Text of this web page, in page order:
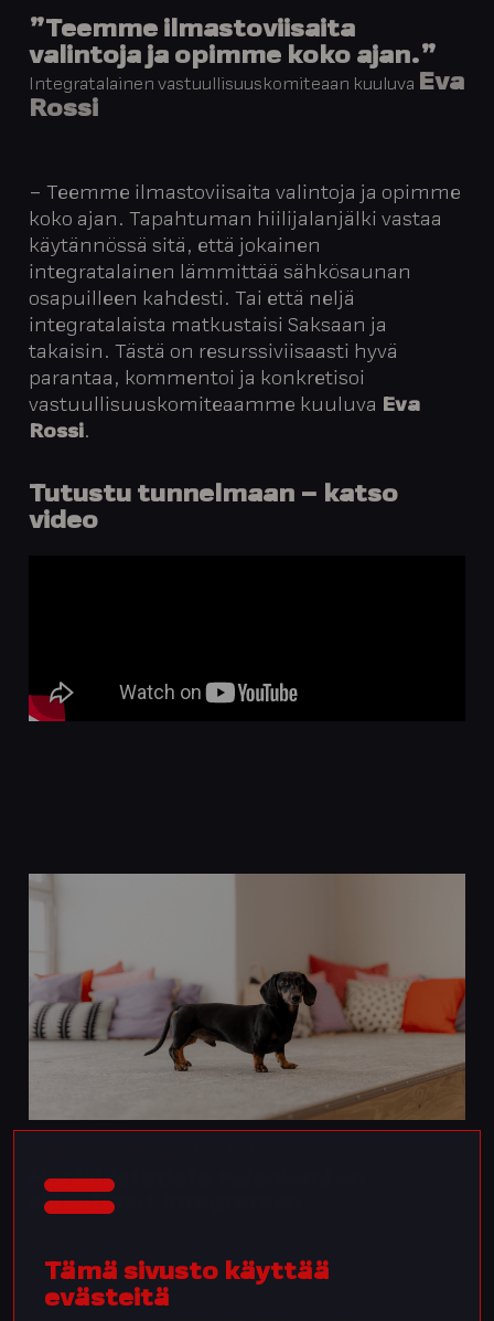
Tämä sivusto käyttää
evästeitä
”Teemme ilmastoviisaita
valintoja ja opimme koko ajan.”
Integratalainen vastuullisuuskomiteaan kuuluva Eva
Rossi
– Teemme ilmastoviisaita valintoja ja opimme
koko ajan. Tapahtuman hiilijalanjälki vastaa
käytännössä sitä, että jokainen
integratalainen lämmittää sähkösaunan
osapuilleen kahdesti. Tai että neljä
integratalaista matkustaisi Saksaan ja
takaisin. Tästä on resurssiviisaasti hyvä
parantaa, kommentoi ja konkretisoi
vastuullisuuskomiteaamme kuuluva
Eva
Rossi.
Tutustu tunnelmaan – katso
video
Henkilöstötieto Paloniemi on
sulautunut Integrataan